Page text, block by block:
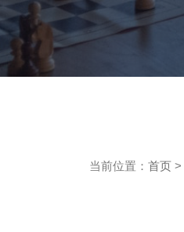
当前位置： 首页 >